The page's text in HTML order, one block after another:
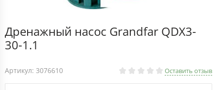
Дренажный насос Grandfar QDX3-
30-1.1
Артикул: 3076610 Оставить отзыв